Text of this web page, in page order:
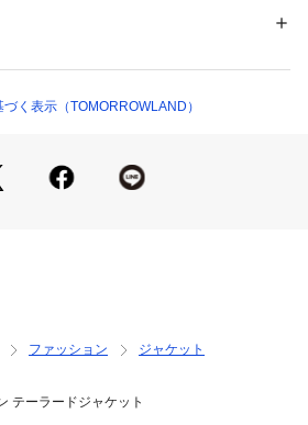
す。
は、下記の商品番号をお申し付けくだ
ンブル乾燥不可、自然乾燥、アイロン仕上げ
ーニング可
（モール）
く表示（TOMORROWLAND）
ファッション
ジャケット
テーラードジャケット